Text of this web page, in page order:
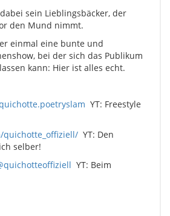
sein Lieblingsbäcker, der
den Mund nimmt.
einmal eine bunte und
bei der sich das Publikum
kann: Hier ist alles echt.
YT: Freestyle
quichotte_offiziell/ YT: Den
selber!
YT: Beim